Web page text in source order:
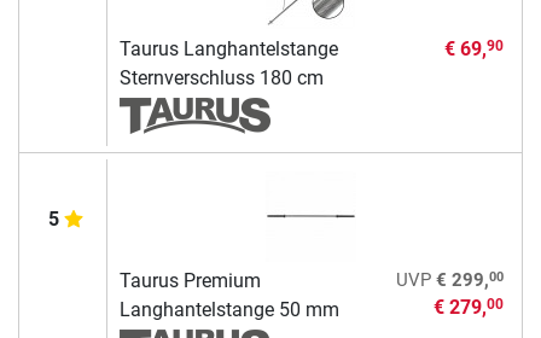
Taurus Langhantelstange
Sternverschluss 180 cm
€ 69,90
5
Taurus Premium
Langhantelstange 50 mm
UVP € 299,00
€ 279,00